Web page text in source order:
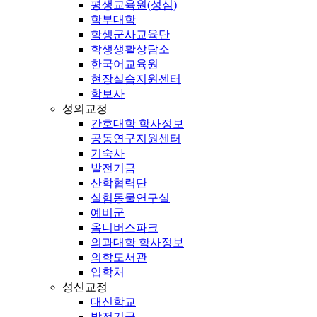
평생교육원(성심)
학부대학
학생군사교육단
학생생활상담소
한국어교육원
현장실습지원센터
학보사
성의교정
간호대학 학사정보
공동연구지원센터
기숙사
발전기금
산학협력단
실험동물연구실
예비군
옴니버스파크
의과대학 학사정보
의학도서관
입학처
성신교정
대신학교